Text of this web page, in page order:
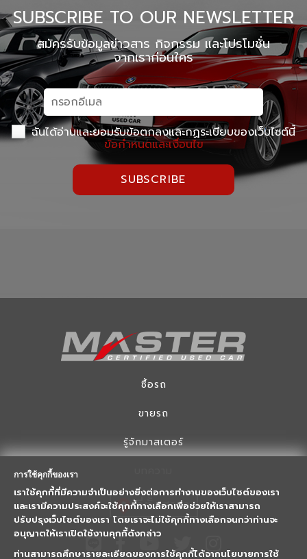
SUBSCRIBE TO OUR NEWSLETTER
สมัครรับข้อมูลข่าวสาร กิจกรรม และโปรโมชั่น
จากเราก่อนใคร
ฉันได้อ่านและยอมรับข้อตกลงและกฏระเบียบของเว็บไซต์นี้
ข้อกำหนดและเงื่อนไข
SUBSCRIBE
ซื้อรถ
ขายรถ
รู้จักมาสเตอร์
ที่ตั้งสาขา
การใช้คุกกี้ของเรา
เราใช้คุกกี้ที่มีความจำเป็นอย่างยิ่งต่อการทำงานของเว็บไซต์ของเรา
และเรามีความประสงค์จะใช้คุกกี้ทางเลือกเพื่อช่วยให้เราสามารถ
ปรับปรุงเว็บไซต์ของเรา โดยเราจะไม่ใช้คุกกี้ทางเลือกจนกว่าท่านจะ
อนุญาตให้เราเปิดใช้งานคุกกี้ดังกล่าว
ท่านสามารถศึกษารายละเอียดของการใช้คุกกี้ได้จากนโยบายการใช้